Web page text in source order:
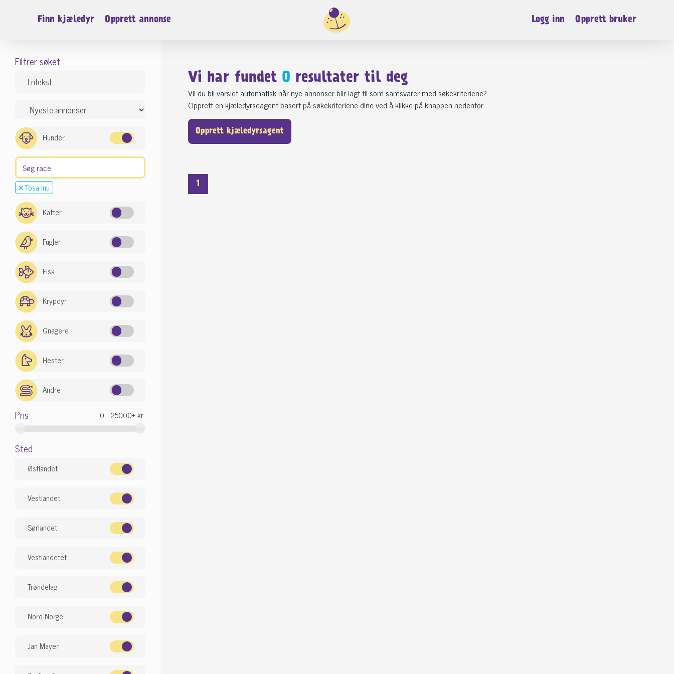
Logg inn Opprett bruker
Finn kjæledyr Opprett annonse
Filtrer søket
Hunder
Tosa Inu
Katter
Fugler
Fisk
Krypdyr
Gnagere
Hester
Andre
Pris
Sted
Østlandet
Vestlandet
Sørlandet
Vestlandetet
Trøndelag
Nord-Norge
Jan Mayen
Vi har fundet 0 resultater til deg
Vil du bli varslet automatisk når nye annonser blir lagt til som samsvarer med søkekriteriene?
Opprett en kjæledyrseagent basert på søkekriteriene dine ved å klikke på knappen nedenfor.
Opprett kjæledyrsagent
1